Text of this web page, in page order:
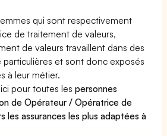
qui sont respectivement
de traitement de valeurs,
de valeurs travaillent dans des
et sont donc exposés
à leur métier.
pour toutes lespersonnes
de Opérateur / Opératrice de
les assurances les plus adaptées à